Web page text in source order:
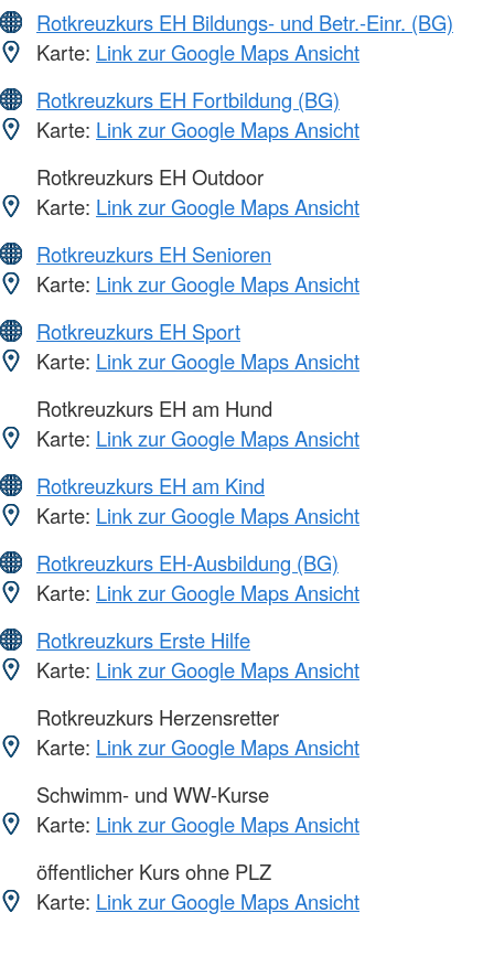
Rotkreuzkurs EH Bildungs- und Betr.-Einr. (BG)
Karte: Link zur Google Maps Ansicht
Rotkreuzkurs EH Fortbildung (BG)
Karte: Link zur Google Maps Ansicht
Rotkreuzkurs EH Outdoor
Karte: Link zur Google Maps Ansicht
Rotkreuzkurs EH Senioren
Karte: Link zur Google Maps Ansicht
Rotkreuzkurs EH Sport
Karte: Link zur Google Maps Ansicht
Rotkreuzkurs EH am Hund
Karte: Link zur Google Maps Ansicht
Rotkreuzkurs EH am Kind
Karte: Link zur Google Maps Ansicht
Rotkreuzkurs EH-Ausbildung (BG)
Karte: Link zur Google Maps Ansicht
Rotkreuzkurs Erste Hilfe
Karte: Link zur Google Maps Ansicht
Rotkreuzkurs Herzensretter
Karte: Link zur Google Maps Ansicht
Schwimm- und WW-Kurse
Karte: Link zur Google Maps Ansicht
öffentlicher Kurs ohne PLZ
Karte: Link zur Google Maps Ansicht